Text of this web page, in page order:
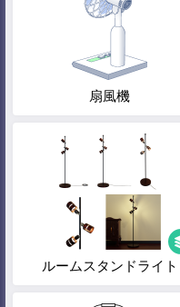
扇風機
ルームスタンドライト